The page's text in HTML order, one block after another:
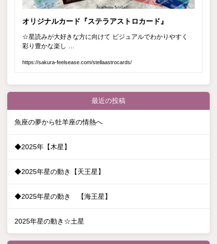
最近の投稿
魚座の夢から牡羊座の情熱へ
◆2025年【木星】
◆2025年星の動き【天王星】
◆2025年星の動き 【海王星】
2025年星の動き☆土星